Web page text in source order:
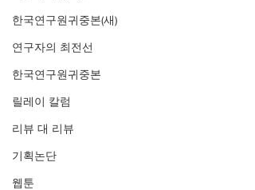
한국연구원귀중본(새)
연구자의 최전선
한국연구원귀중본
릴레이 칼럼
리뷰 대 리뷰
기획논단
웹툰